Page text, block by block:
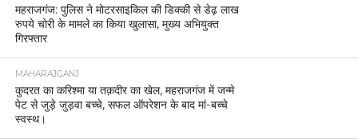
महराजगंज: पुलिस ने मोटरसाइकिल की डिक्की से डेढ़ लाख
रुपये चोरी के मामले का किया खुलासा, मुख्य अभियुक्त
गिरफ्तार
MAHARAJGANJ
कुदरत का करिश्मा या तक़दीर का खेल, महराजगंज में जन्मे
पेट से जुड़े जुड़वा बच्चे, सफल ऑपरेशन के बाद मां-बच्चे
स्वस्थ।